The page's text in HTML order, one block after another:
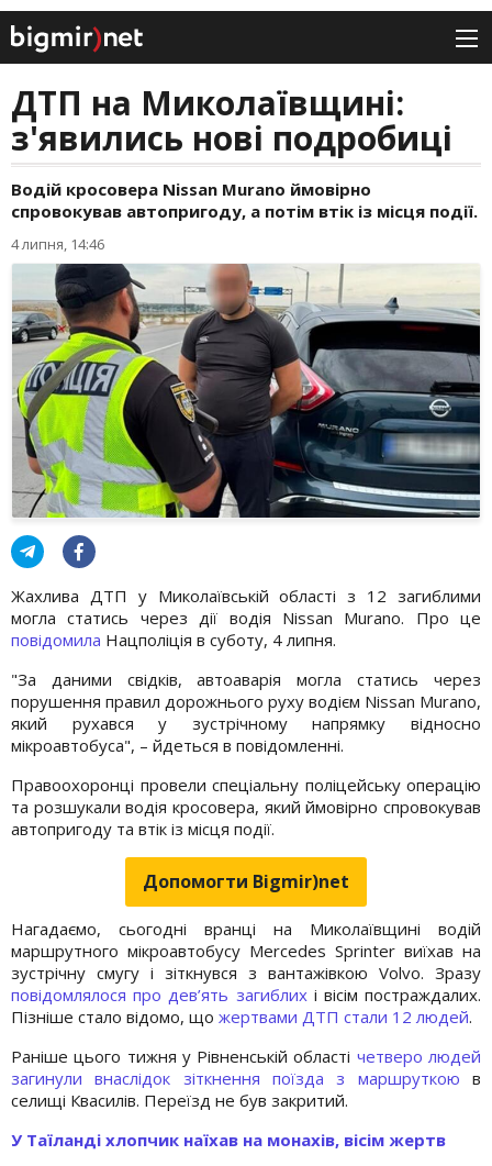
ДТП на Миколаївщині:
з'явились нові подробиці
Водій кросовера Nissan Murano ймовірно
спровокував автопригоду, а потім втік із місця події.
4 липня, 14:46
Жахлива ДТП у Миколаївській області з 12 загиблими
могла статись через дії водія Nissan Murano. Про це
повідомила Нацполіція в суботу, 4 липня.
"За даними свідків, автоаварія могла статись через
порушення правил дорожнього руху водієм Nissan Murano,
який рухався у зустрічному напрямку відносно
мікроавтобуса", – йдеться в повідомленні.
Правоохоронці провели спеціальну поліцейську операцію
та розшукали водія кросовера, який ймовірно спровокував
автопригоду та втік із місця події.
Допомогти Bigmir)net
Нагадаємо, сьогодні вранці на Миколаївщині водій
маршрутного мікроавтобусу Mercedes Sprinter виїхав на
зустрічну смугу і зіткнувся з вантажівкою Volvo. Зразу
повідомлялося про дев’ять загиблих і вісім постраждалих.
Пізніше стало відомо, що жертвами ДТП стали 12 людей.
Раніше цього тижня у Рівненській області четверо людей
загинули внаслідок зіткнення поїзда з маршруткою в
селищі Квасилів. Переїзд не був закритий.
У Таїланді хлопчик наїхав на монахів, вісім жертв